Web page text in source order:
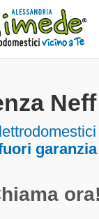
garanzia